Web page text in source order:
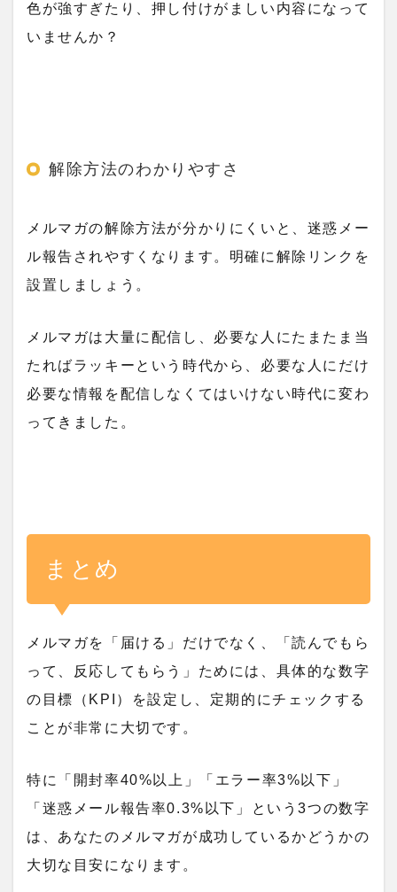
色が強すぎたり、押し付けがましい内容になって
いませんか？
解除方法のわかりやすさ
メルマガの解除方法が分かりにくいと、迷惑メー
ル報告されやすくなります。明確に解除リンクを
設置しましょう。
メルマガは大量に配信し、必要な人にたまたま当
たればラッキーという時代から、必要な人にだけ
必要な情報を配信しなくてはいけない時代に変わ
ってきました。
まとめ
メルマガを「届ける」だけでなく、「読んでもら
って、反応してもらう」ためには、具体的な数字
の目標（KPI）を設定し、定期的にチェックする
ことが非常に大切です。
特に「開封率40%以上」「エラー率3%以下」
「迷惑メール報告率0.3%以下」という3つの数字
は、あなたのメルマガが成功しているかどうかの
大切な目安になります。